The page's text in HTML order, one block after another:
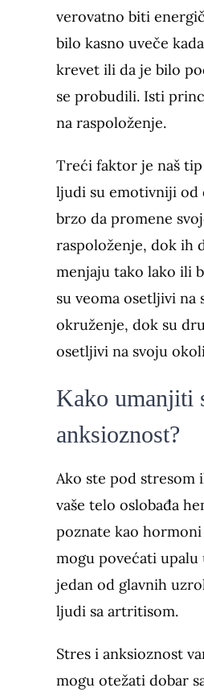
verovatno biti
bilo kasno uveče
krevet ili da je bilo
se probudili. Isti
na raspoloženje.
Treći faktor je naš
ljudi su emotivniji od
brzo da promene
raspoloženje, dok ih
menjaju tako lako ili
su veoma osetljivi na
okruženje, dok su
osetljivi na svoju
Kako umanjiti
anksioznost?
Ako ste pod stresom
vaše telo oslobađa
poznate kao
mogu povećati upalu
jedan od glavnih
ljudi sa artritisom.
Stres i anksioznost
mogu otežati dobar